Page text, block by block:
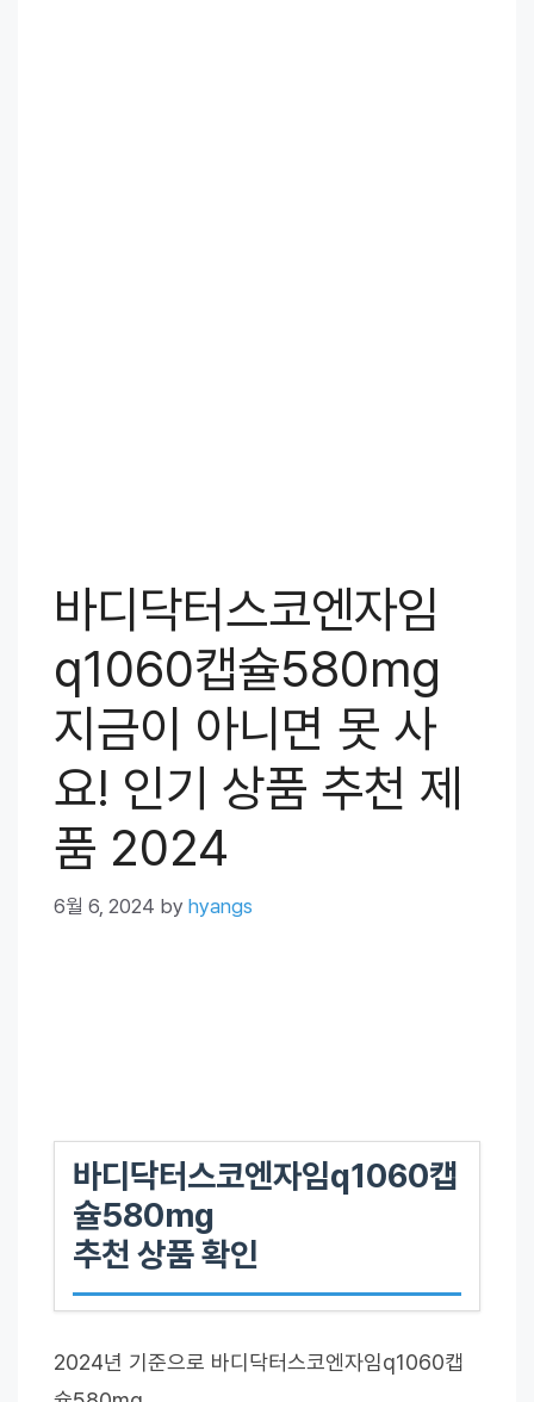
바디닥터스코엔자임
q1060캡슐580mg
지금이 아니면 못 사
요! 인기 상품 추천 제
품 2024
6월 6, 2024 by hyangs
바디닥터스코엔자임q1060캡
슐580mg
추천 상품 확인
2024년 기준으로 바디닥터스코엔자임q1060캡